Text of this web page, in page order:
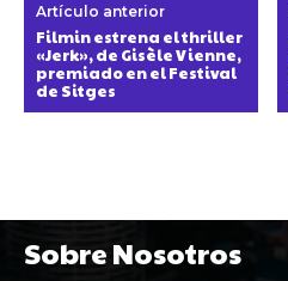
Artículo anterior
Filmin estrena el thriller
«Jerk», de Gisèle Vienne,
premiado en el Festival
de Sitges
Sobre Nosotros